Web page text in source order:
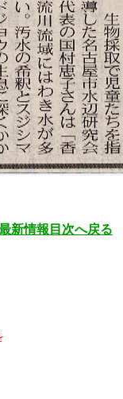
新情報目次へ戻る